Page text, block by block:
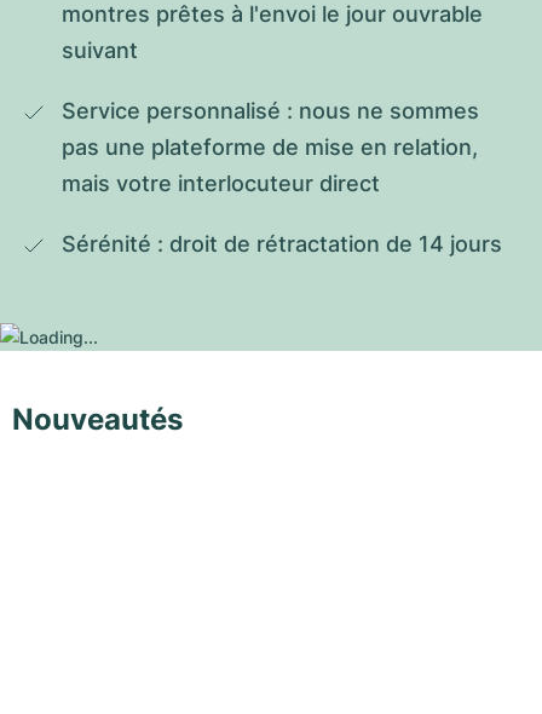
montres prêtes à l'envoi le jour ouvrable
suivant
Service personnalisé : nous ne sommes
pas une plateforme de mise en relation,
mais votre interlocuteur direct
Sérénité : droit de rétractation de 14 jours
Nouveautés